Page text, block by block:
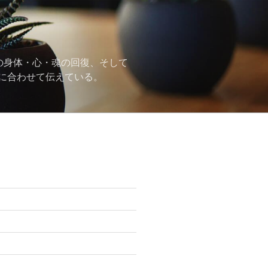
体・心・魂の回復、そして
わせて伝えている。